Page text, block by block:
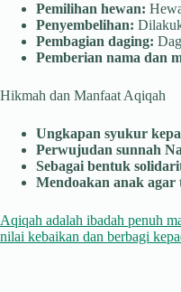
Pemilihan hewan:
Penyembelihan:
Pembagian daging:
Pemberian nama dan
Hikmah dan Manfaat Aqiqah
Ungkapan syukur
Perwujudan sunnah
Sebagai bentuk
Mendoakan anak
Aqiqah adalah ibadah penuh
nilai kebaikan dan berbagi